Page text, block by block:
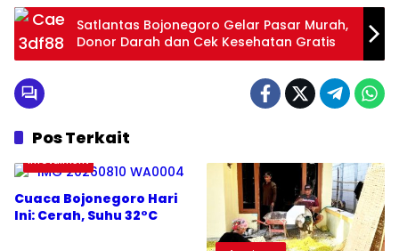
Satlantas Bojonegoro Gelar Pasar Murah,
Donor Darah dan Cek Kesehatan Gratis
Pos Terkait
Infotaiment
Cuaca Bojonegoro Hari
Ini: Cerah, Suhu 32°C